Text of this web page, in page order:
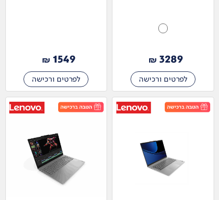
3289
₪
לפרטים ורכישה
1549
₪
לפרטים ורכישה